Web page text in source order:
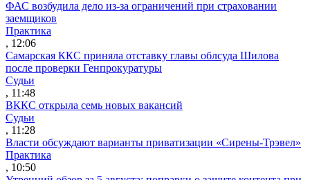
ФАС возбудила дело из-за ограничений при страховании
заемщиков
Практика
, 12:06
Самарская ККС приняла отставку главы облсуда Шилова
после проверки Генпрокуратуры
Судьи
, 11:48
ВККС открыла семь новых вакансий
Судьи
, 11:28
Власти обсуждают варианты приватизации «Сирены-Трэвел»
Практика
, 10:50